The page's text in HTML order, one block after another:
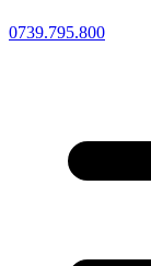
0739.795.800